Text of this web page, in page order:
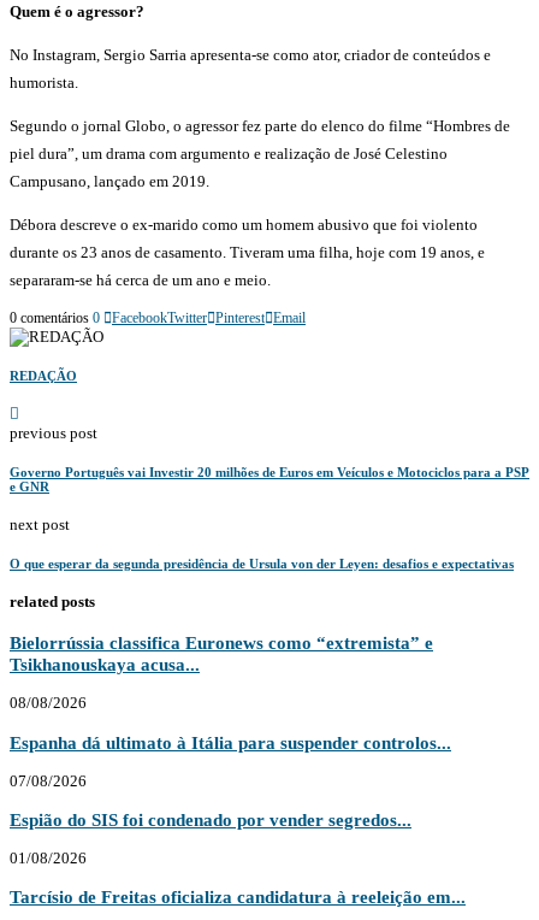
Quem é o agressor?
No Instagram, Sergio Sarria apresenta-se como ator, criador de conteúdos e
humorista.
Segundo o jornal Globo, o agressor fez parte do elenco do filme “Hombres de
piel dura”, um drama com argumento e realização de José Celestino
Campusano, lançado em 2019.
Débora descreve o ex-marido como um homem abusivo que foi violento
durante os 23 anos de casamento. Tiveram uma filha, hoje com 19 anos, e
separaram-se há cerca de um ano e meio.
0 comentários 0 FacebookTwitter Pinterest Email
REDAÇÃO
previous post
Governo Português vai Investir 20 milhões de Euros em Veículos e Motociclos para a PSP
e GNR
next post
O que esperar da segunda presidência de Ursula von der Leyen: desafios e expectativas
related posts
Bielorrússia classifica Euronews como “extremista” e
Tsikhanouskaya acusa...
08/08/2026
Espanha dá ultimato à Itália para suspender controlos...
07/08/2026
Espião do SIS foi condenado por vender segredos...
01/08/2026
Tarcísio de Freitas oficializa candidatura à reeleição em...